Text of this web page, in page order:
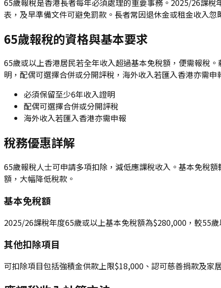
表，及早準備文件可避免罰款。長者常因退休金或租金收入
65歲報稅的資格與基本要求
65歲或以上香港居民若全年收入超過基本免稅額，便需報稅
明，配偶可選擇合併或分開評稅，海外收入若匯入香港亦需
必須保留至少6年收入證明
配偶可選擇合併或分開評稅
海外收入若匯入香港亦需申報
稅務優惠詳解
65歲報稅人士可申請多項扣除，減低應課稅收入。基本免稅
額，大幅降低稅款。
基本免稅額
2025/26課稅年度65歲或以上基本免稅額為$280,000，較55
其他扣除項目
可扣除項目包括強積金供款上限$18,000、認可慈善捐款及